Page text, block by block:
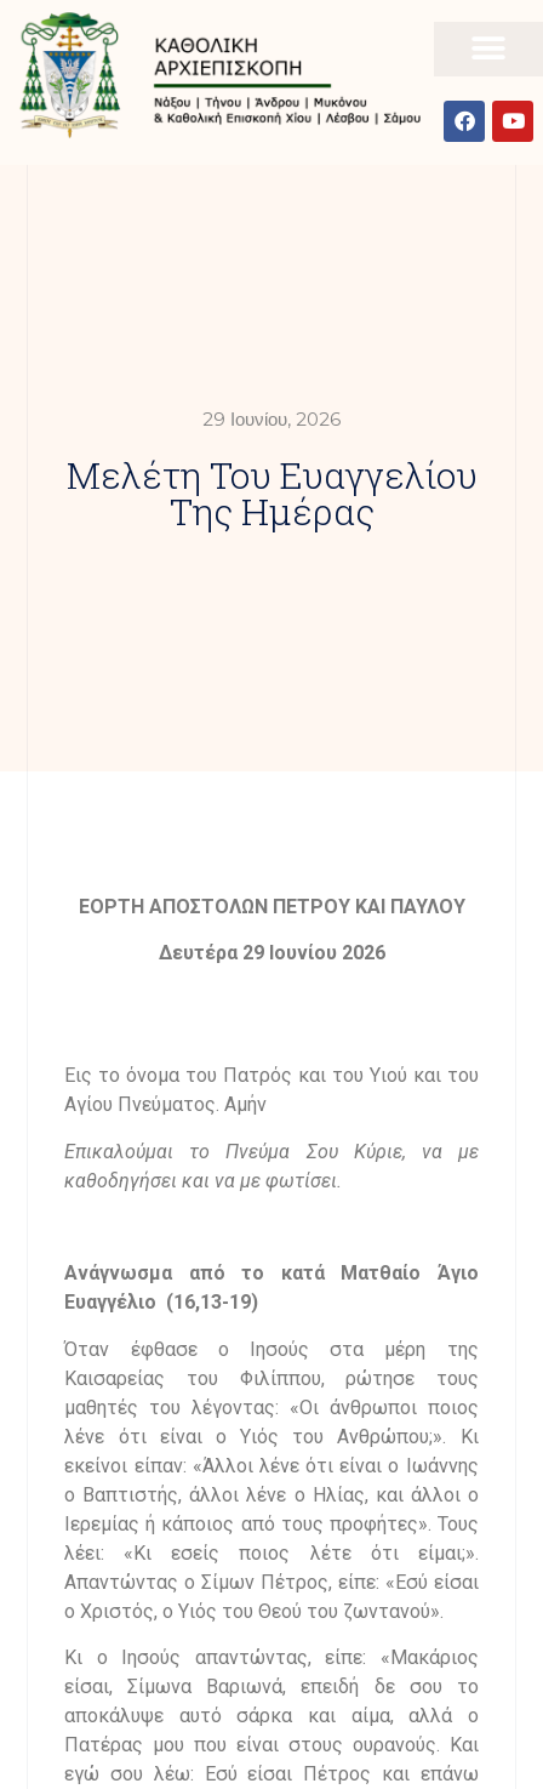
29 Ιουνίου, 2026
Mελέτη Του Ευαγγελίου
Της Ημέρας
ΕΟΡΤΗ ΑΠΟΣΤΟΛΩΝ ΠΕΤΡΟΥ ΚΑΙ ΠΑΥΛΟΥ
Δευτέρα 29 Ιουνίου 2026
Εις το όνομα του Πατρός και του Υιού και του
Αγίου Πνεύματος. Αμήν
Επικαλούμαι το Πνεύμα Σου Κύριε, να με
καθοδηγήσει και να με φωτίσει.
Ανάγνωσμα από το κατά Ματθαίο Άγιο
Ευαγγέλιο (16,13-19)
Όταν έφθασε ο Ιησούς στα μέρη της
Καισαρείας του Φιλίππου, ρώτησε τους
μαθητές του λέγοντας: «Οι άνθρωποι ποιος
λένε ότι είναι ο Υιός του Ανθρώπου;». Κι
εκείνοι είπαν: «Άλλοι λένε ότι είναι ο Ιωάννης
ο Βαπτιστής, άλλοι λένε ο Ηλίας, και άλλοι ο
Ιερεμίας ή κάποιος από τους προφήτες». Τους
λέει: «Κι εσείς ποιος λέτε ότι είμαι;».
Απαντώντας ο Σίμων Πέτρος, είπε: «Εσύ είσαι
ο Χριστός, ο Υιός του Θεού του ζωντανού».
Κι ο Ιησούς απαντώντας, είπε: «Μακάριος
είσαι, Σίμωνα Βαριωνά, επειδή δε σου το
αποκάλυψε αυτό σάρκα και αίμα, αλλά ο
Πατέρας μου που είναι στους ουρανούς. Και
εγώ σου λέω: Εσύ είσαι Πέτρος και επάνω